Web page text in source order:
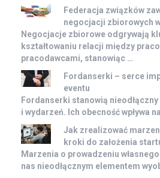
Federacja związków
negocjacji zbiorowych
Negocjacje zbiorowe odgrywają
kształtowaniu relacji między
pracodawcami, stanowiąc …
Fordanserki – serce
eventu
Fordanserki stanowią
i wydarzeń. Ich obecność wpływa
Jak zrealizować
kroki do założenia
Marzenia o prowadzeniu
nas nieodłącznym elementem